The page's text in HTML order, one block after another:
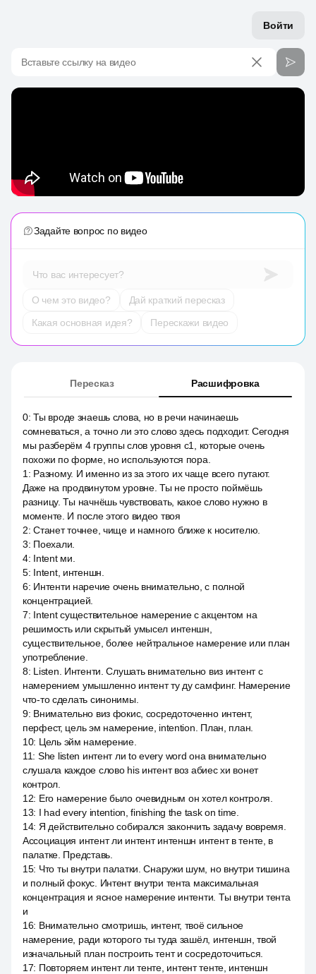
Войти
Вставьте ссылку на видео
Задайте вопрос по видео
Что вас интересует?
О чем это видео?
Дай краткий пересказ
Какая основная идея?
Перескажи видео
Пересказ Расшифровка
0:Ты вроде знаешь слова, но в речи начинаешь
сомневаться, а точно ли это слово здесь подходит. Сегодня
мы разберём 4 группы слов уровня c1, которые очень
похожи по форме, но используются пора.
1 : Разному. И именно из за этого их чаще всего путают.
Даже на продвинутом уровне. Ты не просто поймёшь
разницу. Ты начнёшь чувствовать, какое слово нужно в
моменте. И после этого видео твоя
2:Станет точнее, чище и намного ближе к носителю.
3: Поехали.
4: Intent ми.
5: Intent, интеншн.
6: Интенти наречие очень внимательно, с полной
концентрацией.
7: Intent существительное намерение с акцентом на
решимость или скрытый умысел интеншн,
существительное, более нейтральное намерение или план
употребление.
8: Listen. Интенти. Слушать внимательно виз интент с
намерением умышленно интент ту ду самфинг. Намерение
что-то сделать синонимы.
9: Внимательно виз фокис, сосредоточенно интент,
перфест, цель эм намерение, intention. План, план.
10: Цель эйм намерение.
11: She listen интент ли to every word она внимательно
слушала каждое слово his интент воз абиес хи вонет
контрол.
12: Его намерение было очевидным он хотел контроля.
13: I had every intention, finishing the task on time.
14: Я действительно собирался закончить задачу вовремя.
Ассоциация интент ли интент интеншн интент в тенте, в
палатке. Представь.
15: Что ты внутри палатки. Снаружи шум, но внутри тишина
и полный фокус. Интент внутри тента максимальная
концентрация и ясное намерение интенти. Ты внутри тента
и
16: Внимательно смотришь, интент, твоё сильное
намерение, ради которого ты туда зашёл, интеншн, твой
изначальный план построить тент и сосредоточиться.
17: Повторяем интент ли тенте, интент тенте, интеншн